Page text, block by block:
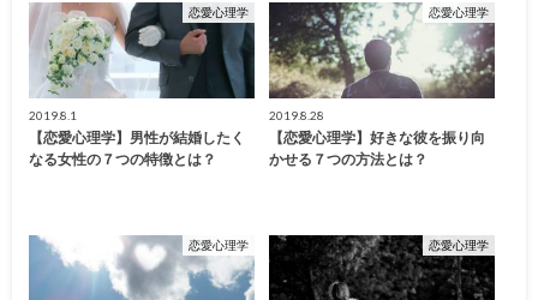
恋愛心理学
2019.8.1
【恋愛心理学】男性が結婚したく
なる女性の７つの特徴とは？
恋愛心理学
2019.8.28
【恋愛心理学】好きな彼を振り向
かせる７つの方法とは？
恋愛心理学 恋愛心理学